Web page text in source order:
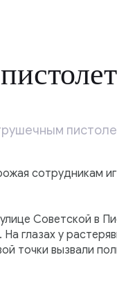
сотрудникам
Советской в
глазах у
точки вызвали